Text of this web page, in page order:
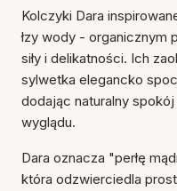
Kolczyki Dara
łzy wody - organicznym
siły i delikatności. Ich
sylwetka elegancko
dodając naturalny
wyglądu.
Dara oznacza "perłę
która odzwierciedla